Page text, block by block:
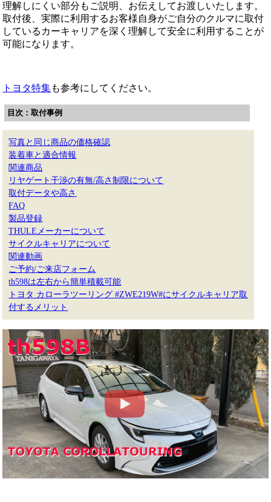
理解しにくい部分もご説明、お伝えしてお渡しいたします。
取付後、実際に利用するお客様自身がご自分のクルマに取付
しているカーキャリアを深く理解して安全に利用することが
可能になります。
トヨタ特集も参考にしてください。
目次：取付事例
写真と同じ商品の価格確認
装着車と適合情報
関連商品
リヤゲート干渉の有無/高さ制限について
取付データや高さ
FAQ
製品登録
THULEメーカーについて
サイクルキャリアについて
関連動画
ご予約/ご来店フォーム
th598は左右から簡単積載可能
トヨタ カローラツーリング #ZWE219W#にサイクルキャリア取
付するメリット